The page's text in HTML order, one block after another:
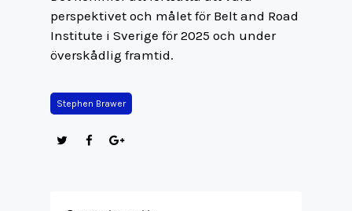
perspektivet och målet för Belt and Road
Institute i Sverige för 2025 och under
överskådlig framtid.
Stephen Brawer